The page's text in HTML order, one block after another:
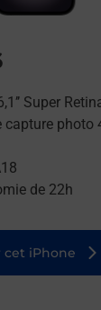
Super
capture photo
de 22h
cet iPhone